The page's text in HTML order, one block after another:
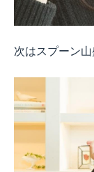
次はスプーン